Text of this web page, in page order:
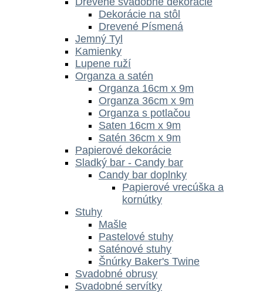
Dekorácie na stôl
Drevené Písmená
Jemný Tyl
Kamienky
Lupene ruží
Organza a satén
Organza 16cm x 9m
Organza 36cm x 9m
Organza s potlačou
Saten 16cm x 9m
Satén 36cm x 9m
Papierové dekorácie
Sladký bar - Candy bar
Candy bar doplnky
Papierové vrecúška a
kornútky
Stuhy
Mašle
Pastelové stuhy
Saténové stuhy
Šnúrky Baker's Twine
Svadobné obrusy
Svadobné servítky